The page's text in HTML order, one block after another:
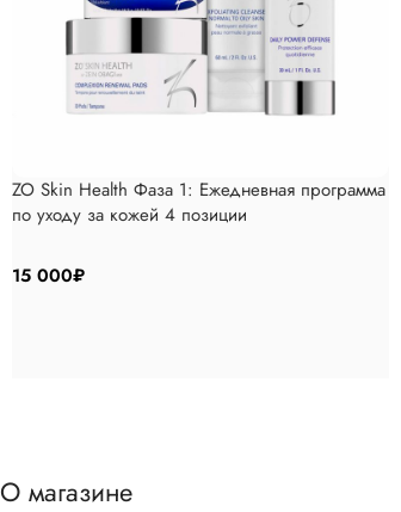
ZO Skin Health Фаза 1: Ежедневная программа
по уходу за кожей 4 позиции
15 000₽
О магазине